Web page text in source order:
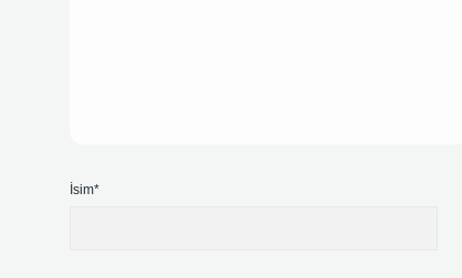
İsim*